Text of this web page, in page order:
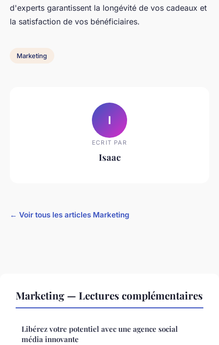
d'experts garantissent la longévité de vos cadeaux et
la satisfaction de vos bénéficiaires.
Marketing
I
ECRIT PAR
Isaac
← Voir tous les articles Marketing
Marketing — Lectures complémentaires
Libérez votre potentiel avec une agence social
média innovante